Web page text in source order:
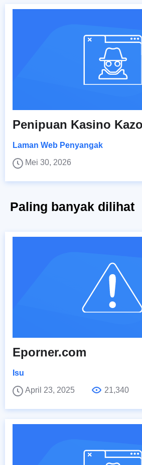
Penipuan Kasino
Laman Web Penyangak
Mei 30, 2026
Paling banyak dilihat
Eporner.com
Isu
April 23, 2025
21,340